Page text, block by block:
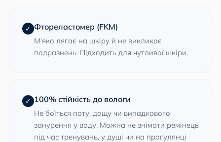
✓ Фтореластомер (FKM)
М'яко лягає на шкіру й не викликає
подразнень. Підходить для чутливої шкіри.
✓ 100% стійкість до вологи
Не боїться поту, дощу чи випадкового
занурення у воду. Можна не знімати ремінець
під час тренувань, у душі чи на прогулянці